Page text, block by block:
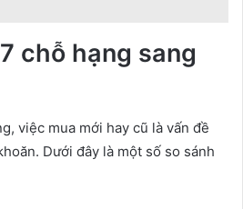
chỗ hạng sang
việc mua mới hay cũ là vấn đề
Dưới đây là một số so sánh